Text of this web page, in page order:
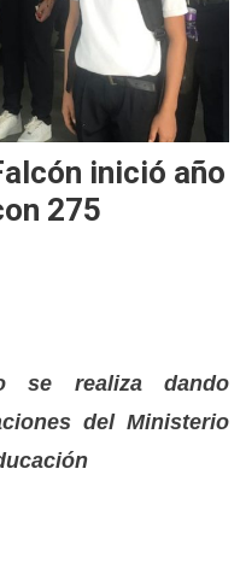
inició año
275
se realiza dando
del Ministerio